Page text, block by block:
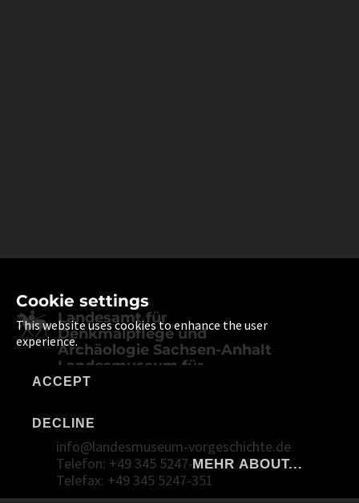
Landesamt für
Denkmalpflege und
Archäologie Sachsen-Anhalt
Landesmuseum für
Vorgeschichte
06114 Halle (Saale)
info@landesmuseum-vorgeschichte.de
Telefon: +49 345 5247-30
Telefax: +49 345 5247-351
Cookie settings
This website uses cookies to enhance the user
experience.
MEHR ABOUT...
ACCEPT
DECLINE